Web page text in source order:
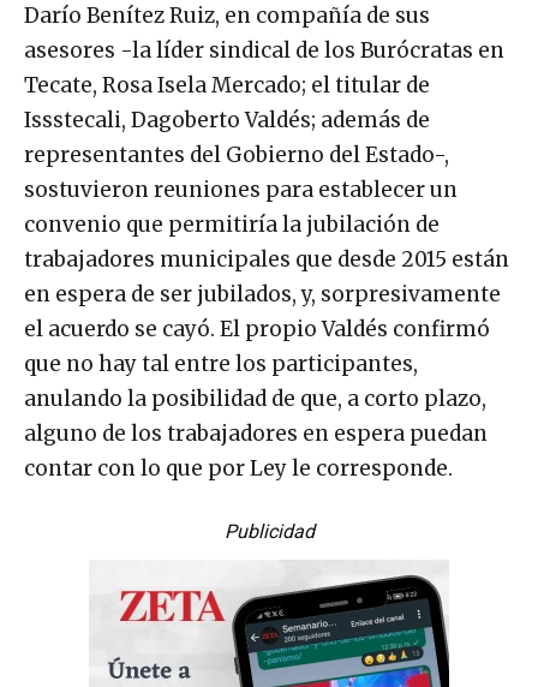
Darío Benítez Ruiz, en compañía de sus
asesores -la líder sindical de los Burócratas en
Tecate, Rosa Isela Mercado; el titular de
Issstecali, Dagoberto Valdés; además de
representantes del Gobierno del Estado-,
sostuvieron reuniones para establecer un
convenio que permitiría la jubilación de
trabajadores municipales que desde 2015 están
en espera de ser jubilados, y, sorpresivamente
el acuerdo se cayó. El propio Valdés confirmó
que no hay tal entre los participantes,
anulando la posibilidad de que, a corto plazo,
alguno de los trabajadores en espera puedan
contar con lo que por Ley le corresponde.
Publicidad